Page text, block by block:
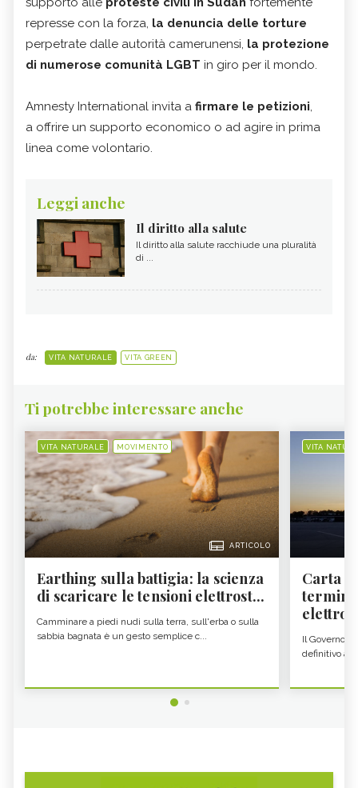
represse con la forza, la denuncia delle torture
perpetrate dalle autorità camerunensi, la protezione
di numerose comunità LGBT in giro per il mondo.
Amnesty International invita a firmare le petizioni,
a offrire un supporto economico o ad agire in prima
linea come volontario.
Leggi anche
Il diritto alla salute
Il diritto alla salute racchiude una pluralità
di ...
da: VITA NATURALE VITA GREEN
Ti potrebbe interessare anche
VITA NATURALE MOVIMENTO
ARTICOLO
Earthing sulla battigia: la scienza
di scaricare le tensioni elettrost...
Camminare a piedi nudi sulla terra, sull'erba o sulla
sabbia bagnata è un gesto semplice c...
VITA
Carta
Il Governo
definitivo